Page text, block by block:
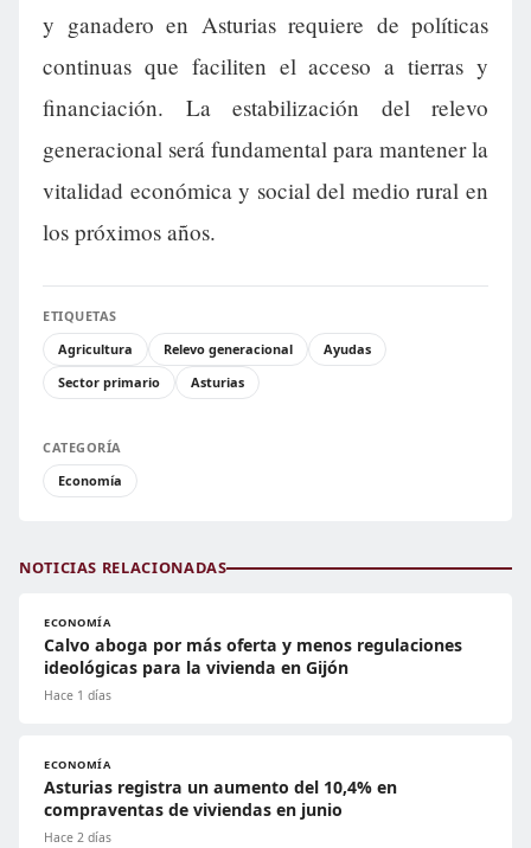
y ganadero en Asturias requiere de políticas
continuas que faciliten el acceso a tierras y
financiación. La estabilización del relevo
generacional será fundamental para mantener la
vitalidad económica y social del medio rural en
los próximos años.
ETIQUETAS
Agricultura
Relevo generacional
Ayudas
Sector primario
Asturias
CATEGORÍA
Economía
NOTICIAS RELACIONADAS
ECONOMÍA
Calvo aboga por más oferta y menos regulaciones
ideológicas para la vivienda en Gijón
Hace 1 días
ECONOMÍA
Asturias registra un aumento del 10,4% en
compraventas de viviendas en junio
Hace 2 días